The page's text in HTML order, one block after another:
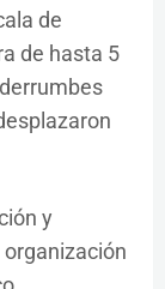
de
de hasta 5
y